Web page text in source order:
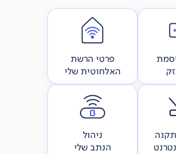
פרטי הרשת
האלחוטית שלי
ניהול
הנתב שלי